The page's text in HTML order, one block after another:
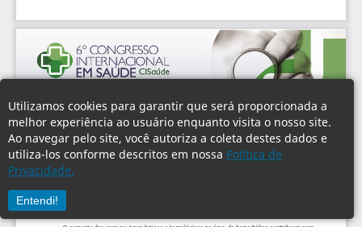
Utilizamos cookies para garantir que será proporcionada a
melhor experiência ao usuário enquanto visita o nosso site.
Ao navegar pelo site, você autoriza a coleta destes dados e
utiliza-los conforme descritos em nossa Política de
Privacidade.
Entendi!